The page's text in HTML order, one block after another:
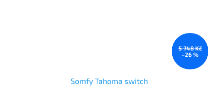
5 748 Kč
–26 %
Somfy Tahoma switch